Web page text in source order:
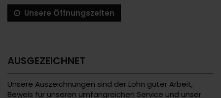
Unsere Öffnungszeiten
AUSGEZEICHNET
Unsere Auszeichnungen sind der Lohn guter Arbeit,
Beweis für unseren umfangreichen Service und unser